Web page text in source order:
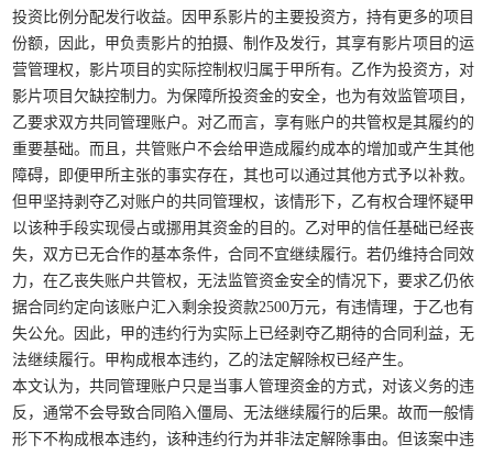
投资比例分配发行收益。因甲系影片的主要投资方，持有更多的项目
份额，因此，甲负责影片的拍摄、制作及发行，其享有影片项目的运
营管理权，影片项目的实际控制权归属于甲所有。乙作为投资方，对
影片项目欠缺控制力。为保障所投资金的安全，也为有效监管项目，
乙要求双方共同管理账户。对乙而言，享有账户的共管权是其履约的
重要基础。而且，共管账户不会给甲造成履约成本的增加或产生其他
障碍，即便甲所主张的事实存在，其也可以通过其他方式予以补救。
但甲坚持剥夺乙对账户的共同管理权，该情形下，乙有权合理怀疑甲
以该种手段实现侵占或挪用其资金的目的。乙对甲的信任基础已经丧
失，双方已无合作的基本条件，合同不宜继续履行。若仍维持合同效
力，在乙丧失账户共管权，无法监管资金安全的情况下，要求乙仍依
据合同约定向该账户汇入剩余投资款2500万元，有违情理，于乙也有
失公允。因此，甲的违约行为实际上已经剥夺乙期待的合同利益，无
法继续履行。甲构成根本违约，乙的法定解除权已经产生。
本文认为，共同管理账户只是当事人管理资金的方式，对该义务的违
反，通常不会导致合同陷入僵局、无法继续履行的后果。故而一般情
形下不构成根本违约，该种违约行为并非法定解除事由。但该案中违